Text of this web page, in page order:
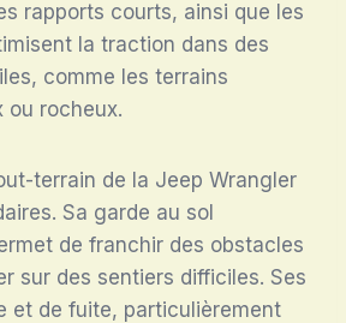
rapports courts, ainsi que les
la traction dans des
comme les terrains
ou rocheux.
terrain de la Jeep Wrangler
Sa garde au sol
de franchir des obstacles
sur des sentiers difficiles. Ses
et de fuite, particulièrement